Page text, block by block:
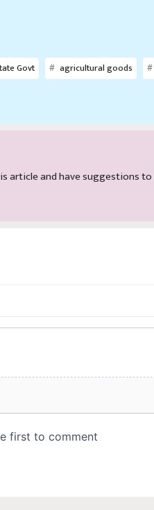
Govt agricultural goods
article and have suggestions